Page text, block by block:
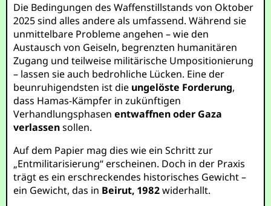
Die Bedingungen des Waffenstillstands von Oktober
2025 sind alles andere als umfassend. Während sie
unmittelbare Probleme angehen – wie den
Austausch von Geiseln, begrenzten humanitären
Zugang und teilweise militärische Umpositionierung
– lassen sie auch bedrohliche Lücken. Eine der
beunruhigendsten ist die ungelöste Forderung,
dass Hamas-Kämpfer in zukünftigen
Verhandlungsphasenentwaffnen oder Gaza
verlassensollen.
Auf dem Papier mag dies wie ein Schritt zur
„Entmilitarisierung“ erscheinen. Doch in der Praxis
trägt es ein erschreckendes historisches Gewicht –
ein Gewicht, das in Beirut, 1982widerhallt.